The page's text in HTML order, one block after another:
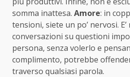
somma inattesa. Amore: in
tensioni, siete un po’ nervosi.
conversazioni su questioni
persona, senza volerlo e
complimento, potrebbe
traverso qualsiasi parola.